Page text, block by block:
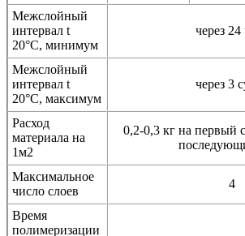
Межслойный
интервал t
20°С, минимум
через 24
Межслойный
интервал t
20°С, максимум
через 3
Расход
материала на
1м2
0,2-0,3 кг на первый
Максимальное
число слоев
4
Время
полимеризации